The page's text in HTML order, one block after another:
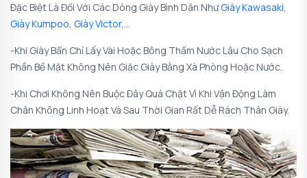
Đặc Biệt Là Đối Với Các Dòng Giày Bình Dân NhưGiày Kawasaki,
Giày Kumpoo, Giày Victor,…
-Khi Giày Bẩn Chỉ Lấy Vài Hoặc Bông Thấm Nước Lâu Cho Sạch
Phần Bề Mặt Không Nên Giặc Giày Bằng Xà Phòng Hoặc Nước.
-Khi Chơi Không Nên Buộc Đây Quá Chặt Vì Khi Vận Động Làm
Chân Không Linh Hoạt Và Sau Thời Gian Rất Dễ Rách Thân Giày.